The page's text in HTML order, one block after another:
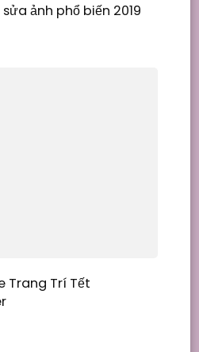
ảnh phổ biến 2019
Trang Trí Tết